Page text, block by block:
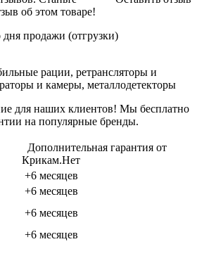
об этом товаре!
дня продажи (отгрузки)
рации, ретрансляторы и
и камеры, металлодетекторы
для наших клиентов! Мы бесплатно
на популярные бренды.
Дополнительная гарантия от
Крикам.Нет
+6 месяцев
+6 месяцев
+6 месяцев
+6 месяцев